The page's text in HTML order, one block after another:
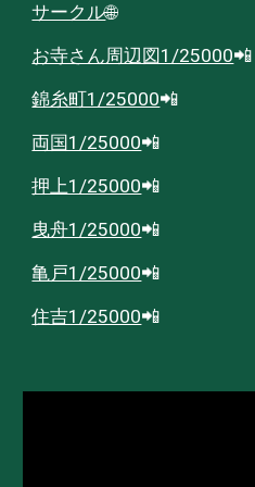
サークル🌐
お寺さん周辺図1/25000📲
錦糸町1/25000📲
両国1/25000📲
押上1/25000📲
曳舟1/25000📲
亀戸1/25000📲
住吉1/25000📲